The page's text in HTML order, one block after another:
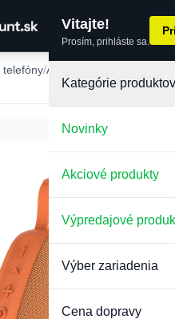
Vitajte!
Prosím, prihláste sa.
Kategórie produktov
Novinky
Akciové produkty
Výpredajové
Výber zariadenia
Cena dopravy
telefóny Audio príslušenstvo